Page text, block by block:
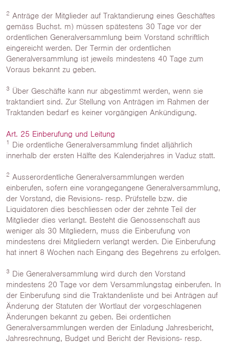
2 Anträge der Mitglieder auf Traktandierung eines Geschäftes
gemäss Buchst. m) müssen spätestens 30 Tage vor der
ordentlichen Generalversammlung beim Vorstand schriftlich
eingereicht werden. Der Termin der ordentlichen
Generalversammlung ist jeweils mindestens 40 Tage zum
Voraus bekannt zu geben.
3 Über Geschäfte kann nur abgestimmt werden, wenn sie
traktandiert sind. Zur Stellung von Anträgen im Rahmen der
Traktanden bedarf es keiner vorgängigen Ankündigung.
Art. 25 Einberufung und Leitung
1 Die ordentliche Generalversammlung findet alljährlich
innerhalb der ersten Hälfte des Kalenderjahres in Vaduz statt.
2 Ausserordentliche Generalversammlungen werden
einberufen, sofern eine vorangegangene Generalversammlung,
der Vorstand, die Revisions- resp. Prüfstelle bzw. die
Liquidatoren dies beschliessen oder der zehnte Teil der
Mitglieder dies verlangt. Besteht die Genossenschaft aus
weniger als 30 Mitgliedern, muss die Einberufung von
mindestens drei Mitgliedern verlangt werden. Die Einberufung
hat innert 8 Wochen nach Eingang des Begehrens zu erfolgen.
3 Die Generalversammlung wird durch den Vorstand
mindestens 20 Tage vor dem Versammlungstag einberufen. In
der Einberufung sind die Traktandenliste und bei Anträgen auf
Änderung der Statuten der Wortlaut der vorgeschlagenen
Änderungen bekannt zu geben. Bei ordentlichen
Generalversammlungen werden der Einladung Jahresbericht,
Jahresrechnung, Budget und Bericht der Revisions- resp.